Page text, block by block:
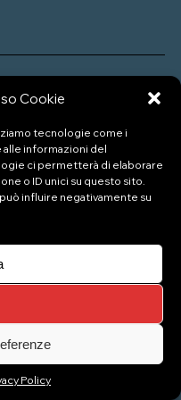
Cookie
tecnologie come i
informazioni del
ci permetterà di elaborare
o ID unici su questo sito.
influire negativamente su
PolicyGestisci consenso